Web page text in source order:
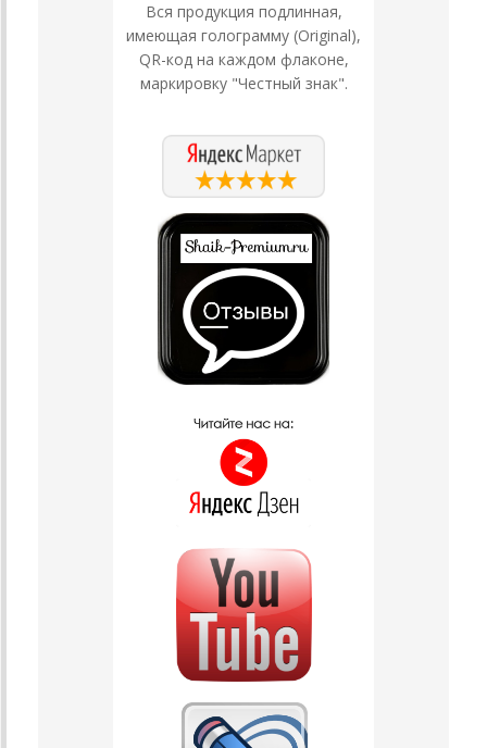
Вся продукция подлинная,
имеющая голограмму (Original),
QR-код на каждом флаконе,
маркировку "Честный знак".